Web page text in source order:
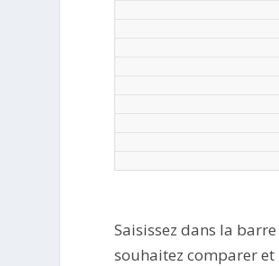
Saisissez dans la
souhaitez comparer et